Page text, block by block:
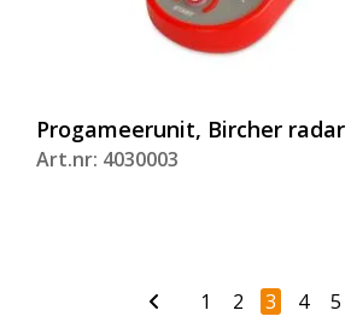
Progameerunit, Bircher radar
Art.nr: 4030003
1 2 3 4 5